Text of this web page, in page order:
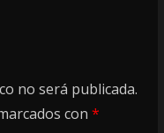
no será publicada.
con *